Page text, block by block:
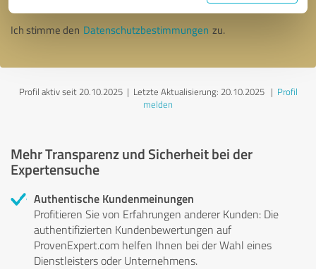
Ich stimme den Datenschutzbestimmungen zu.
Profil aktiv seit 20.10.2025 | Letzte Aktualisierung: 20.10.2025| Profil
melden
Mehr Transparenz und Sicherheit bei der
Expertensuche
Authentische Kundenmeinungen
Profitieren Sie von Erfahrungen anderer Kunden: Die
authentifizierten Kundenbewertungen auf
ProvenExpert.com helfen Ihnen bei der Wahl eines
Dienstleisters oder Unternehmens.